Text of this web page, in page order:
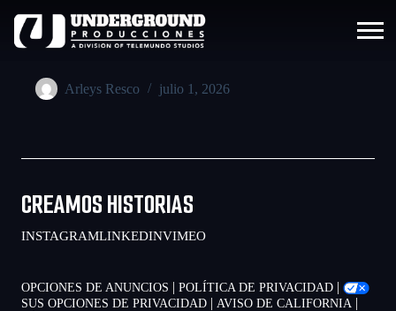
Arleys Resco julio 1, 2026
CREAMOS HISTORIAS
INSTAGRAMLINKEDINVIMEO
OPCIONES DE ANUNCIOS | POLÍTICA DE PRIVACIDAD |
SUS OPCIONES DE PRIVACIDAD | AVISO DE CALIFORNIA |